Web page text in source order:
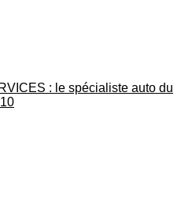
: le spécialiste auto du